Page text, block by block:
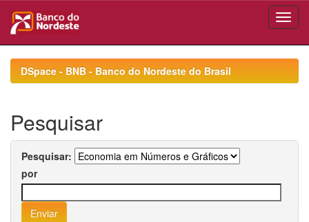
navigationDSpace - BNB - Banco do Nordeste do Brasil
Pesquisar
Pesquisar:
por